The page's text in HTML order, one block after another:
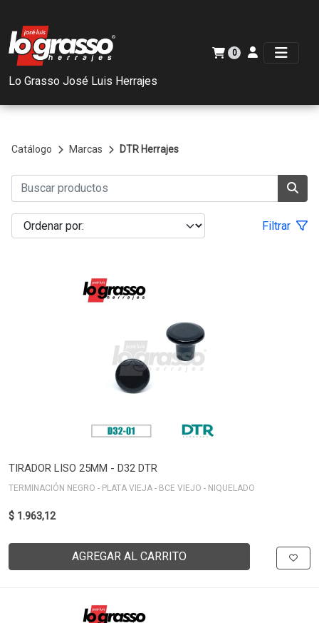
Lo Grasso José Luis Herrajes
0
Catálogo Marcas DTR Herrajes
Filtrar
TIRADOR LISO 25MM - D32 DTR
TERMINACIÓN NEGRO - PLATA VIEJA - BCE VIEJO - NIQUELADO
$ 1.963,12
AGREGAR AL CARRITO